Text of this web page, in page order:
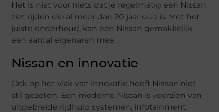
Het is niet voor niets dat je regelmatig een Nissan
ziet rijden die al meer dan 20 jaar oud is. Met het
juiste onderhoud, kan een Nissan gemakkelijk
een aantal eigenaren mee.
Nissan en innovatie
Ook op het vlak van innovatie heeft Nissan niet
stil gezeten. Een moderne Nissan is voorzien van
uitgebreide rijdhulp systemen, infotainment